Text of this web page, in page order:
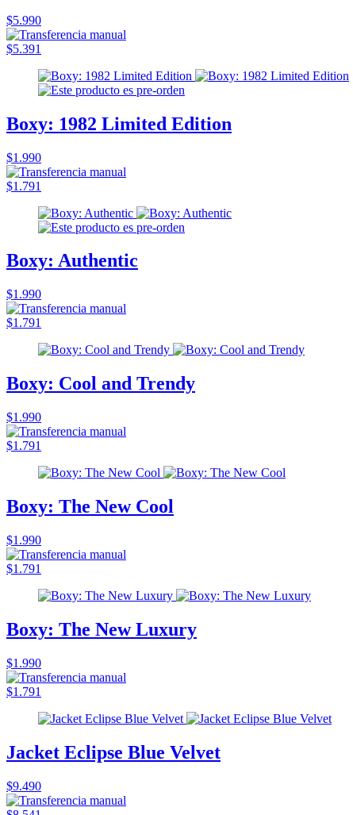
$5.990
$5.391
Boxy: 1982 Limited Edition
$1.990
$1.791
Boxy: Authentic
$1.990
$1.791
Boxy: Cool and Trendy
$1.990
$1.791
Boxy: The New Cool
$1.990
$1.791
Boxy: The New Luxury
$1.990
$1.791
Jacket Eclipse Blue Velvet
$9.490